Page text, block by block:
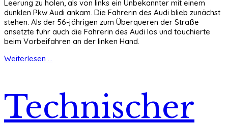
Leerung zu holen, als von links ein Unbekannter mit einem
dunklen Pkw Audi ankam. Die Fahrerin des Audi blieb zunächst
stehen. Als der 56-jährigen zum Überqueren der Straße
ansetzte fuhr auch die Fahrerin des Audi los und touchierte
beim Vorbeifahren an der linken Hand.
Weiterlesen ...
Technischer